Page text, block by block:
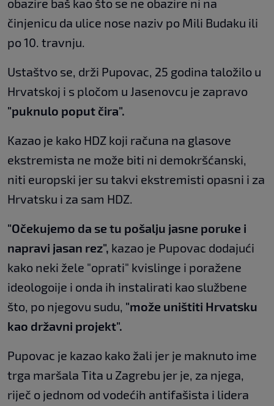
obazire baš kao što se ne obazire ni na
činjenicu da ulice nose naziv po Mili Budaku ili
po 10. travnju.
Ustaštvo se, drži Pupovac, 25 godina taložilo u
Hrvatskoj i s pločom u Jasenovcu je zapravo
"puknulo poput čira".
Kazao je kako HDZ koji računa na glasove
ekstremista ne može biti ni demokršćanski,
niti europski jer su takvi ekstremisti opasni i za
Hrvatsku i za sam HDZ.
"Očekujemo da se tu pošalju jasne poruke i
napravi jasan rez", kazao je Pupovac dodajući
kako neki žele "oprati" kvislinge i poražene
ideologoije i onda ih instalirati kao službene
što, po njegovu sudu, "može uništiti Hrvatsku
kao državni projekt".
Pupovac je kazao kako žali jer je maknuto ime
trga maršala Tita u Zagrebu jer je, za njega,
riječ o jednom od vodećih antifašista i lidera